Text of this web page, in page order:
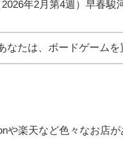
年2月第4週）早春駿
なたは、ボードゲーム
楽天など色々なお店が